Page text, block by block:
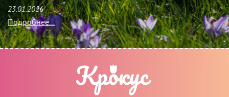
23.01.2026
Подробнее...